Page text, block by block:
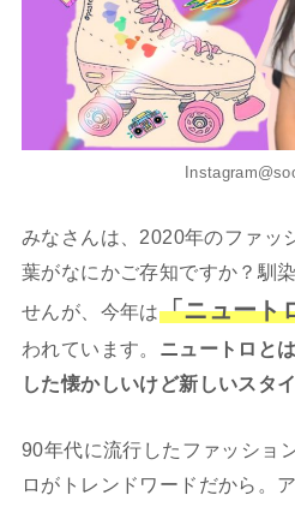
みなさんは、2020年のファッ
葉がなにかご存知ですか？馴
せんが、今年は「ニュート
われています。 ニュートロと
した懐かしいけど新しいスタ
90年代に流行したファッショ
ロがトレンドワードだから。